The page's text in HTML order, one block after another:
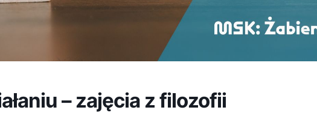
– zajęcia z filozofii